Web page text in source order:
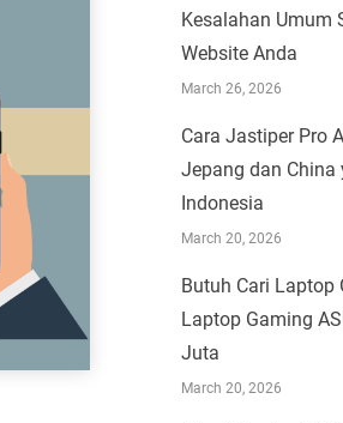
Kesalahan Umum
Website Anda
March 26, 2026
Cara Jastiper Pro
Jepang dan China
Indonesia
March 20, 2026
Butuh Cari Laptop
Laptop Gaming
Juta
March 20, 2026